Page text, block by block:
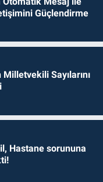
Güçlendirme
Sayılarını
Hastane sorununa